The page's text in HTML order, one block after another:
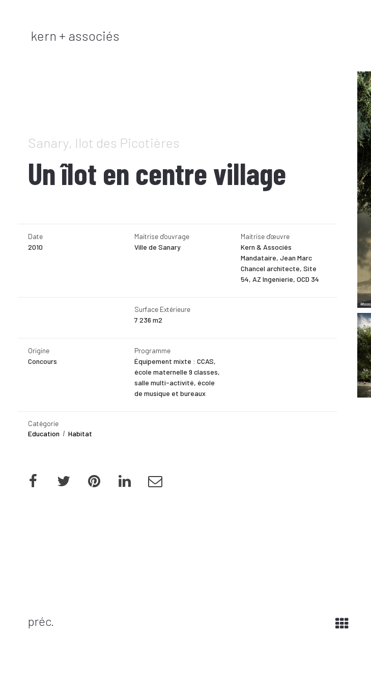
kern + associés
Sanary, Ilot des Picotières
Un îlot en centre village
Date
2010
Maitrise d'ouvrage
Ville de Sanary
Maitrise d'œuvre
Kern & Associés
Mandataire, Jean Marc
Chancel architecte, Site
54, AZ Ingenierie, OCD 34
Surface Extérieure
7 236 m2
Origine
Concours
Programme
Équipement mixte : CCAS,
école maternelle 9 classes,
salle multi-activité, école
de musique et bureaux
Catégorie
Education
Habitat
préc.